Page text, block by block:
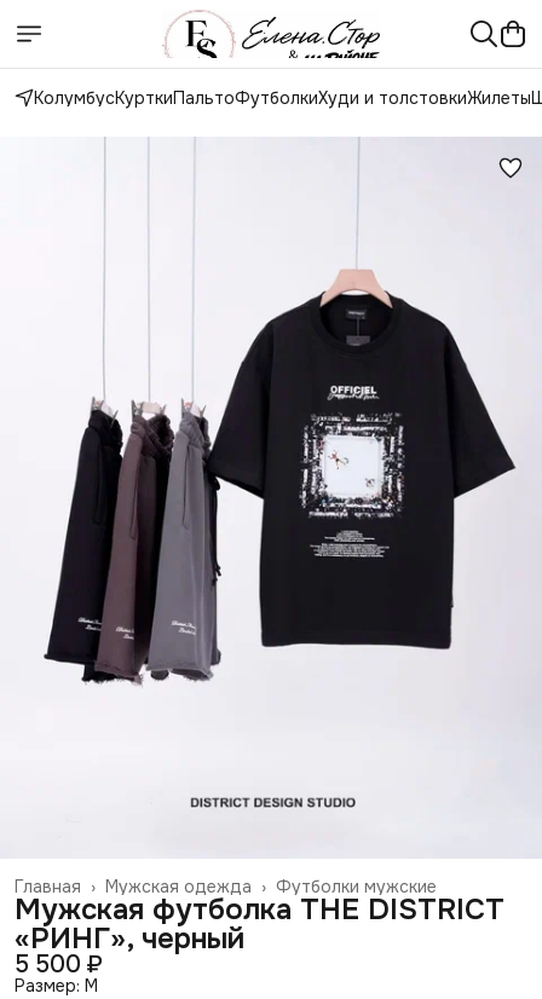
КолумбусКурткиПальтоФутболкиХуди и толстовкиЖилеты
Футболки мужские
Мужская одежда ›
Главная ›
Мужская футболка THE DISTRICT
«РИНГ», черный
5 500 ₽
Размер: M